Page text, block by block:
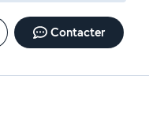
Contacter